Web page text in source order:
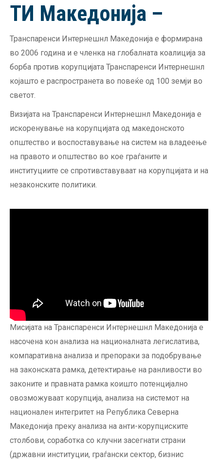
ТИ Македонија –
Транспаренси Интернешнл Македонија е формирана
во 2006 година и е членка на глобалната коалиција за
борба против корупцијата Транспаренси Интернешнл
којашто е распространета во повеќе од 100 земји во
светот.
Визијата на Транспаренси Интернешнл Македонија e
искоренување на корупцијата од македонското
општество и воспоставување на систем на владеење
на правото и општество во кое граѓаните и
институциите се спротивставуваат на корупцијата и на
незаконските политики.
Мисијата на Транспаренси Интернешнл Македонија е
насочена кон aнализа на националната легислатива,
компаративна анализа и препораки за подобрување
на законската рамка, детектирање на ранливости во
законите и правната рамка коишто потенцијално
овозможуваат корупција, анализа на системот на
национален интегритет на Република Северна
Македонија преку анализа на анти-корупциските
столбови, соработка со клучни засегнати страни
(државни институции, граѓански сектор, бизнис